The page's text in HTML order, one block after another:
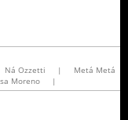
Ná Ozzetti |
Metá Metá
Moreno |